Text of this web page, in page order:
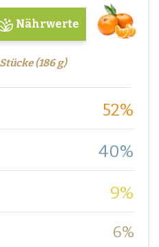
Nährwerte
(186 g)
52%
40%
9%
6%